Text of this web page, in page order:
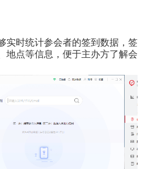
实时统计参会者的签到数据，签
地点等信息，便于主办方了解会